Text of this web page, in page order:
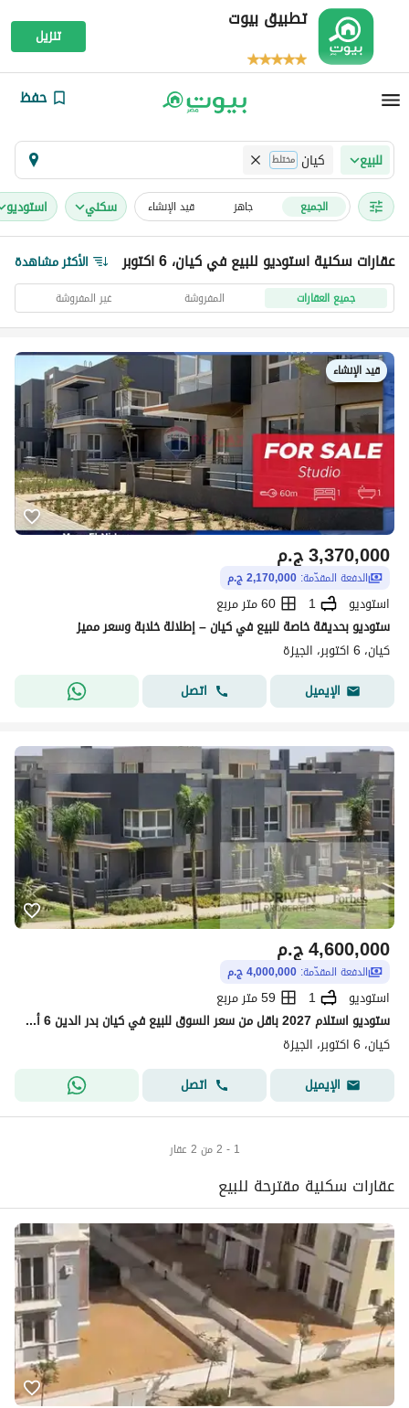
تطبيق بيوت
تنزيل
حفظ
للبيع كيان مختلط
الجميع جاهز قيد الإنشاء سكني استوديو
عقارات سكنية استوديو للبيع في كيان، 6 اكتوبر الأكثر مشاهدة
جميع العقارات المفروشة غير المفروشة
قيد الإنشاء
ج.م3,370,000
الدفعة المقدّمة: 2,170,000 ج.م
استوديو 1
60 متر مربع
ستوديو بحديقة خاصة للبيع في كيان – إطلالة خلابة وسعر مميز
كيان، 6 اكتوبر، الجيزة
الإيميل
اتصل
ج.م4,600,000
الدفعة المقدّمة: 4,000,000 ج.م
استوديو 1
59 متر مربع
ستوديو استلام 2027 باقل من سعر السوق للبيع في كيان بدر الدين 6 أكتوبر الشيخ زايد Kayan Badr El Din 6th of October Sheikh Zayed
كيان، 6 اكتوبر، الجيزة
الإيميل
اتصل
1 - 2 من 2 عقار
عقارات سكنية مقترحة للبيع